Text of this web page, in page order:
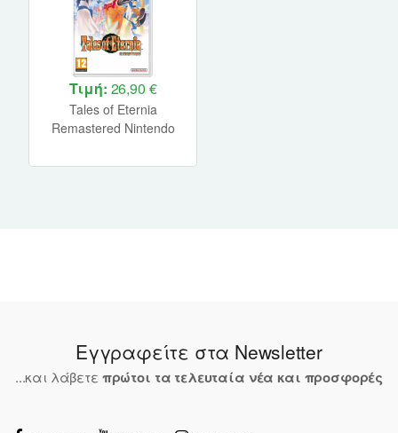
Τιμή: 26,90 €
Tales of Eternia
Remastered Nintendo
Εγγραφείτε στα Newsletter
...και λάβετε πρώτοι τα τελευταία νέα και προσφορές